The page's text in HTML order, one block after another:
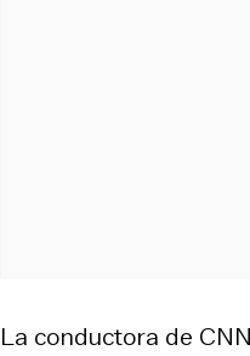
La conductora de